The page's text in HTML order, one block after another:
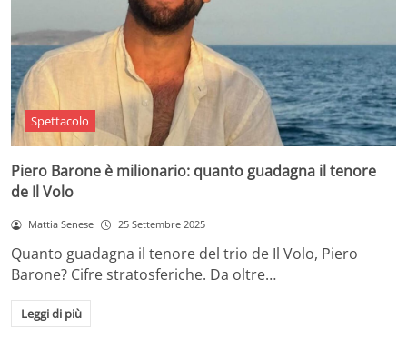
Spettacolo
Piero Barone è milionario: quanto guadagna il tenore
de Il Volo
Mattia Senese 25 Settembre 2025
Quanto guadagna il tenore del trio de Il Volo, Piero
Barone? Cifre stratosferiche. Da oltre…
Leggi di più